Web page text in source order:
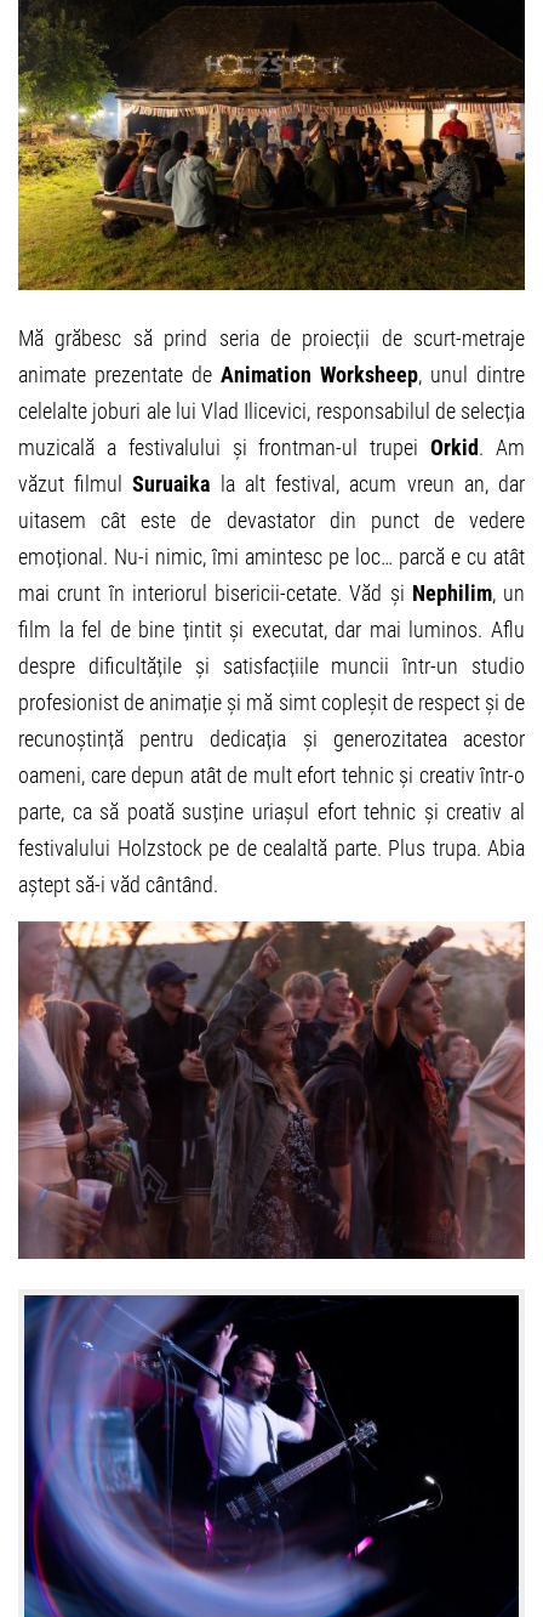
Mă grăbesc să prind seria de proiecții de scurt-metraje
animate prezentate de Animation Worksheep, unul dintre
celelalte joburi ale lui Vlad Ilicevici, responsabilul de selecția
muzicală a festivalului și frontman-ul trupeiOrkid. Am
văzut filmulSuruaika la alt festival, acum vreun an, dar
uitasem cât este de devastator din punct de vedere
emoțional. Nu-i nimic, îmi amintesc pe loc… parcă e cu atât
mai crunt în interiorul bisericii-cetate. Văd și Nephilim, un
film la fel de bine țintit și executat, dar mai luminos. Aflu
despre dificultățile și satisfacțiile muncii într-un studio
profesionist de animație și mă simt copleșit de respect și de
recunoștință pentru dedicația și generozitatea acestor
oameni, care depun atât de mult efort tehnic și creativ într-o
parte, ca să poată susține uriașul efort tehnic și creativ al
festivalului Holzstock pe de cealaltă parte. Plus trupa. Abia
aștept să-i văd cântând.